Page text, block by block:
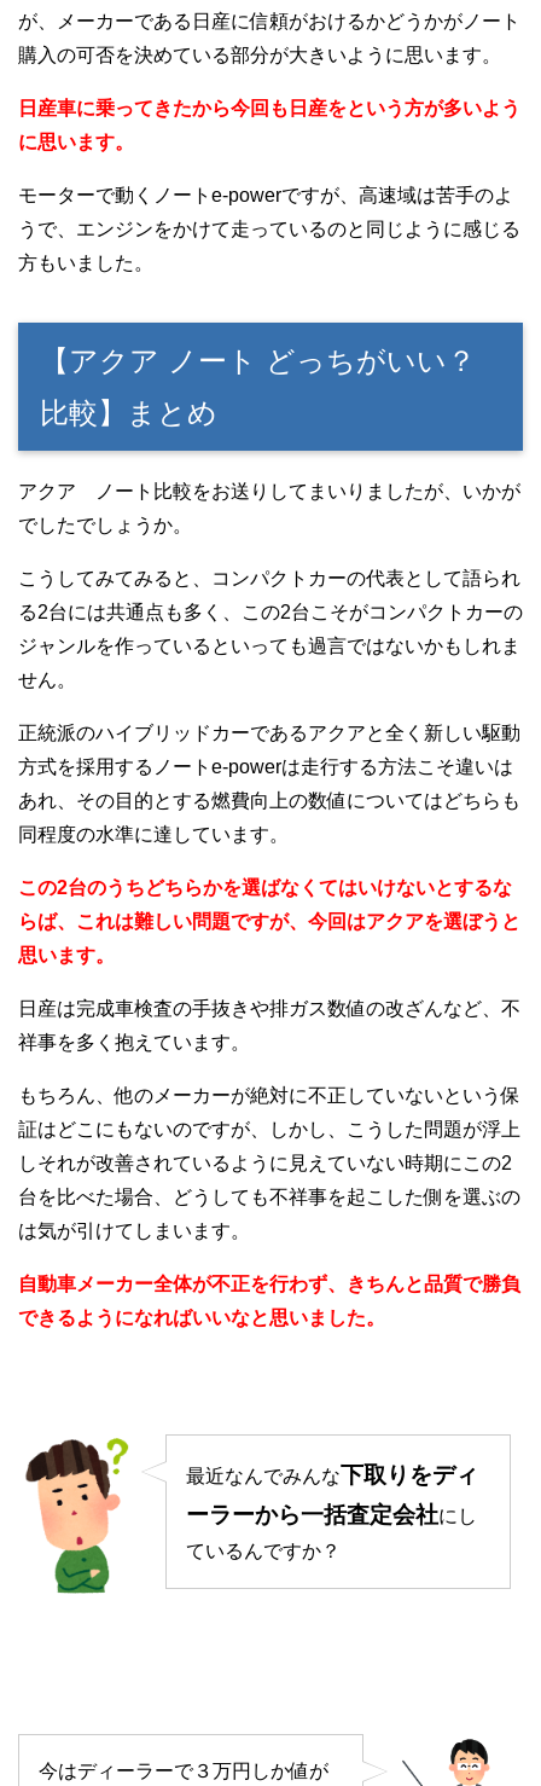
が、メーカーである日産に信頼がおけるかどうかがノート
購入の可否を決めている部分が大きいように思います。
日産車に乗ってきたから今回も日産をという方が多いよう
に思います。
モーターで動くノートe-powerですが、高速域は苦手のよ
うで、エンジンをかけて走っているのと同じように感じる
方もいました。
【アクア ノート どっちがいい？
比較】まとめ
アクア ノート比較をお送りしてまいりましたが、いかが
でしたでしょうか。
こうしてみてみると、コンパクトカーの代表として語られ
る2台には共通点も多く、この2台こそがコンパクトカーの
ジャンルを作っているといっても過言ではないかもしれま
せん。
正統派のハイブリッドカーであるアクアと全く新しい駆動
方式を採用するノートe-powerは走行する方法こそ違いは
あれ、その目的とする燃費向上の数値についてはどちらも
同程度の水準に達しています。
この2台のうちどちらかを選ばなくてはいけないとするな
らば、これは難しい問題ですが、今回はアクアを選ぼうと
思います。
日産は完成車検査の手抜きや排ガス数値の改ざんなど、不
祥事を多く抱えています。
もちろん、他のメーカーが絶対に不正していないという保
証はどこにもないのですが、しかし、こうした問題が浮上
しそれが改善されているように見えていない時期にこの2
台を比べた場合、どうしても不祥事を起こした側を選ぶの
は気が引けてしまいます。
自動車メーカー全体が不正を行わず、きちんと品質で勝負
できるようになればいいなと思いました。
最近なんでみんな下取りをディ
ーラーから一括査定会社にし
ているんですか？
今はディーラーで３万円しか値が